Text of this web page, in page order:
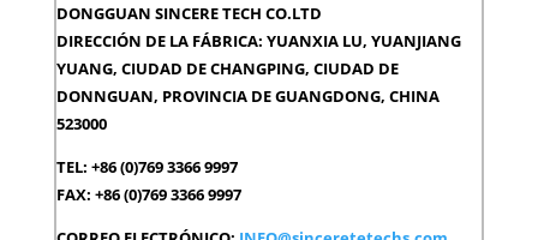
DONGGUAN SINCERE TECH CO.LTD
DIRECCIÓN DE LA FÁBRICA: YUANXIA LU, YUANJIANG
YUANG, CIUDAD DE CHANGPING, CIUDAD DE
DONNGUAN, PROVINCIA DE GUANGDONG, CHINA
523000
TEL: +86 (0)769 3366 9997
FAX: +86 (0)769 3366 9997